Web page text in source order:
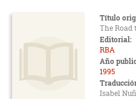
Título
The
Editorial:
RBA
Año
1995
Isabel